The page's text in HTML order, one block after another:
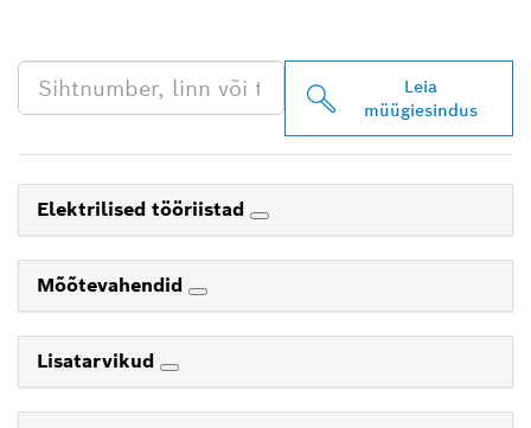
Leia
müügiesindus
Elektrilised tööriistad
Mõõtevahendid
Lisatarvikud